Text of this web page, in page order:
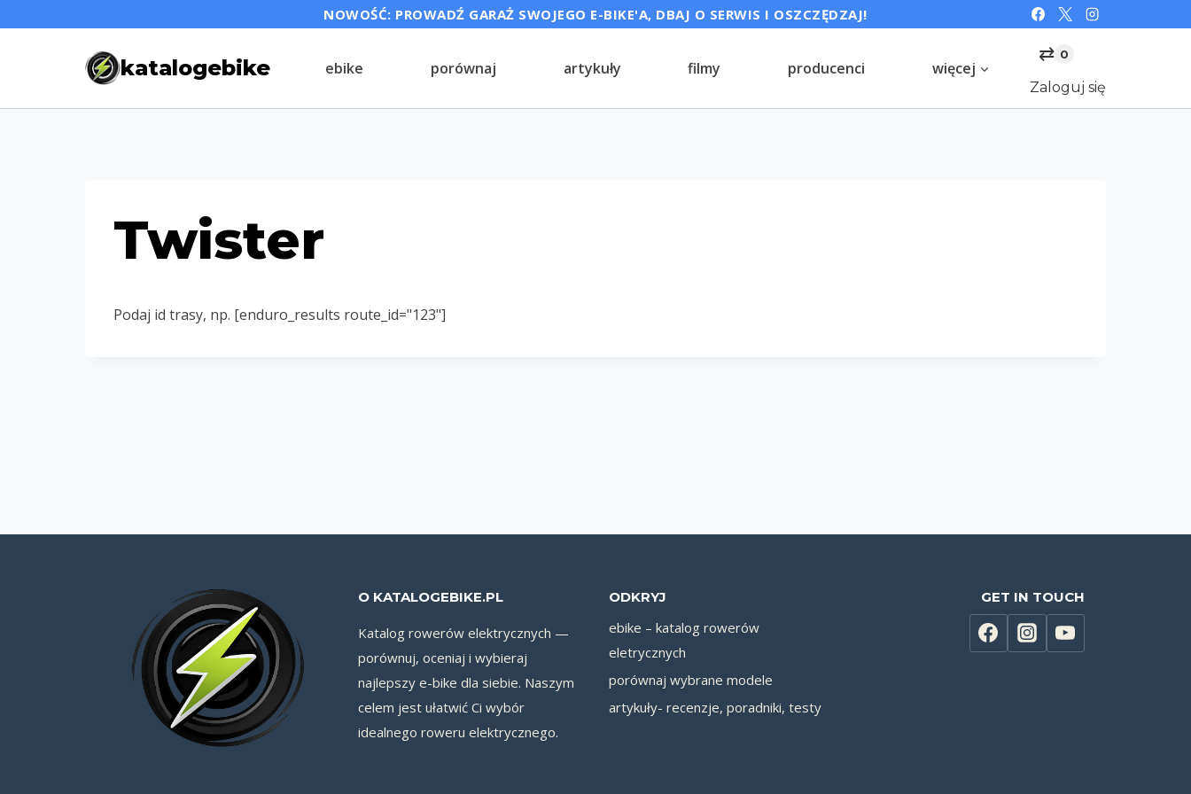
NOWOŚĆ: PROWADŹ GARAŻ SWOJEGO E-BIKE'A, DBAJ O SERWIS I OSZCZĘDZAJ!
katalogebike ebike porównaj artykuły filmy producenci więcej
⇄ 0
Zaloguj się
Twister
Podaj id trasy, np. [enduro_results route_id="123"]
O KATALOGEBIKE.PL
Katalog rowerów elektrycznych —
porównuj, oceniaj i wybieraj
najlepszy e-bike dla siebie. Naszym
celem jest ułatwić Ci wybór
idealnego roweru elektrycznego.
ODKRYJ
ebike – katalog rowerów
eletrycznych
porównaj wybrane modele
artykuły- recenzje, poradniki, testy
GET IN TOUCH